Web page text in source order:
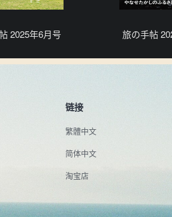
2025年6月号 旅の手帖
链接
繁體中文
简体中文
淘宝店